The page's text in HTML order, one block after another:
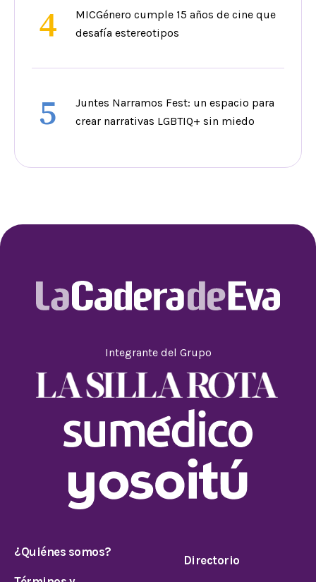
4
MICGénero cumple 15 años de cine que
desafía estereotipos
5
Juntes Narramos Fest: un espacio para
crear narrativas LGBTIQ+ sin miedo
Integrante del Grupo
¿Quiénes somos?
Directorio